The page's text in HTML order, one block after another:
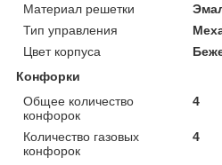
Материал решетки
Тип управления
Цвет корпуса
Конфорки
Общее количество
конфорок
4
Количество газовых
конфорок
4